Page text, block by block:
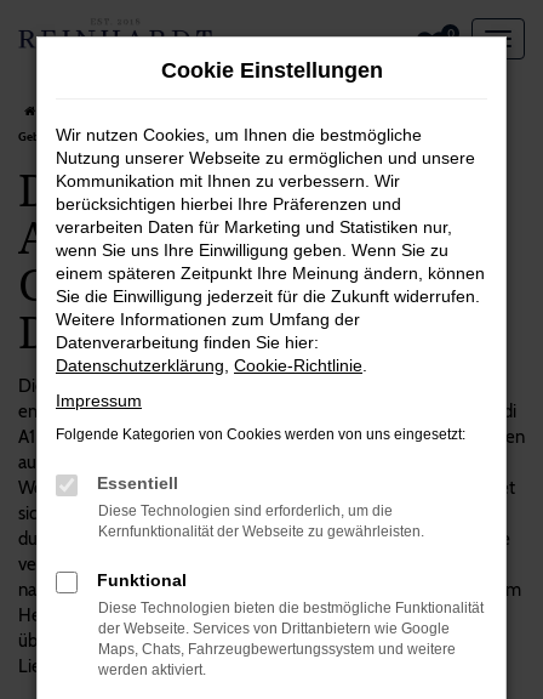
Zum
0
Gebrauchtwagen in Dortmund
Das spricht für einen
Audi A1
Gebrauchtwagen in
Dortmund
Die Entscheidung zugunsten eines Autos ist immer zugleich
emotional wie vom Verstand geprägt. Das gilt auch für unsere Audi
A1 Gebrauchtwagen, die einerseits einen hohen praktischen Nutzen
aufweisen, andererseits aber auch eine Menge Spaß machen.
Wenn Sie viel in Dortmund und Umgebung unterwegs sind, eignet
sich dieses Modell ausgezeichnet und überzeugt unter anderem
durch seine Langlebigkeit und Qualität. Bei Reinhardt Automobile
verstehen wir uns als Experten für Audi Gebrauchtwagen, was
natürlich auch den A1 einschließt. Wir beraten kompetent und vom
Hersteller unabhängig, beantworten gerne Ihre Fragen und
übernehmen auf Wunsch auch den Zulassungsservice und die
Lieferung direkt zu Ihnen nach Dortmund.
Cookie Einstellungen
Wir nutzen Cookies, um Ihnen die bestmögliche
Nutzung unserer Webseite zu ermöglichen und unsere
Kommunikation mit Ihnen zu verbessern. Wir
berücksichtigen hierbei Ihre Präferenzen und
verarbeiten Daten für Marketing und Statistiken nur,
wenn Sie uns Ihre Einwilligung geben. Wenn Sie zu
einem späteren Zeitpunkt Ihre Meinung ändern, können
Sie die Einwilligung jederzeit für die Zukunft widerrufen.
Weitere Informationen zum Umfang der
Datenverarbeitung finden Sie hier:
Datenschutzerklärung Cookie-Richtlinie
Impressum
Folgende Kategorien von Cookies werden von uns eingesetzt:
Essentiell
Diese Technologien sind erforderlich, um die
Kernfunktionalität der Webseite zu gewährleisten.
Funktional
Diese Technologien bieten die bestmögliche Funktionalität
der Webseite. Services von Drittanbietern wie Google
Maps, Chats, Fahrzeugbewertungssystem und weitere
werden aktiviert.